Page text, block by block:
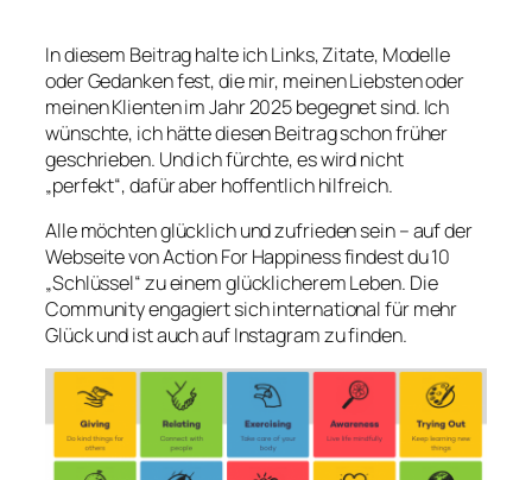
In diesem Beitrag halte ich Links, Zitate, Modelle
oder Gedanken fest, die mir, meinen Liebsten oder
meinen Klienten im Jahr 2025 begegnet sind. Ich
wünschte, ich hätte diesen Beitrag schon früher
geschrieben. Und ich fürchte, es wird nicht
„perfekt“, dafür aber hoffentlich hilfreich.
Alle möchten glücklich und zufrieden sein – auf der
Webseite von Action For Happiness findest du 10
„Schlüssel“ zu einem glücklicherem Leben. Die
Community engagiert sich international für mehr
Glück und ist auch auf Instagram zu finden.